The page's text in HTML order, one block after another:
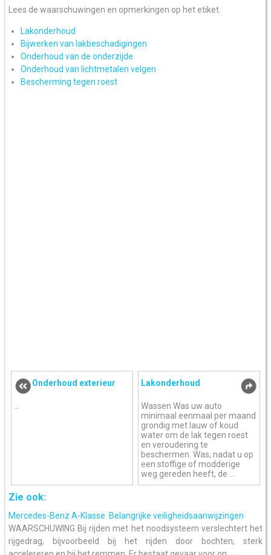
Lees de waarschuwingen en opmerkingen op het etiket.
Lakonderhoud
Bijwerken van lakbeschadigingen
Onderhoud van de onderzijde
Onderhoud van lichtmetalen velgen
Bescherming tegen roest
Onderhoud exterieur
...
Lakonderhoud
Wassen Was uw auto
minimaal eenmaal per maand
grondig met lauw of koud
water om de lak tegen roest
en veroudering te
beschermen. Was, nadat u op
een stoffige of modderige
weg gereden heeft, de ...
Zie ook:
Mercedes-Benz A-Klasse. Belangrijke veiligheidsaanwijzingen
WAARSCHUWING Bij rijden met het noodsysteem verslechtert het
rijgedrag, bijvoorbeeld bij het rijden door bochten, sterk